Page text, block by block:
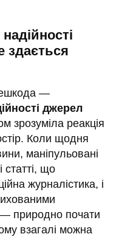
здається
—
джерел
зрозуміла реакція
Коли щодня
маніпульовані
статті, що
журналістика, і
природно почати
взагалі можна